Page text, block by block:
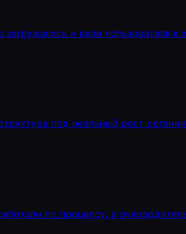
и вели пользователя к
под реальный рост
по процессу, а